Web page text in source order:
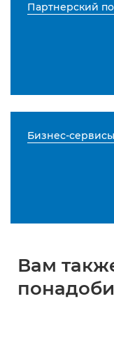
Партнерский
Бизнес-
Вам